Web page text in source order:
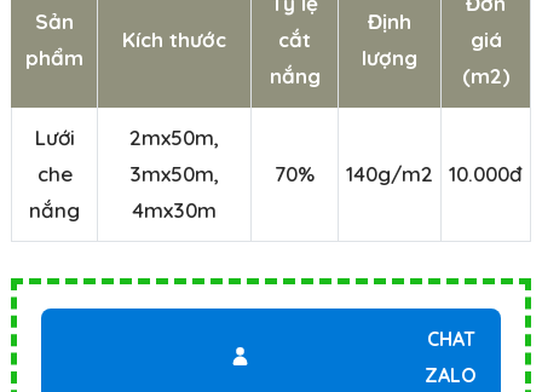
Sản
phẩm
Kích thước
cắt
nắng
Định
lượng
giá
(m2)
Lưới
che
nắng
2mx50m,
3mx50m,
4mx30m
70% 140g/m2 10.000đ
CHAT
ZALO